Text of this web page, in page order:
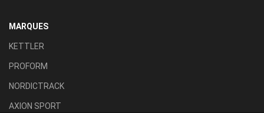
MARQUES
KETTLER
PROFORM
NORDICTRACK
AXION SPORT